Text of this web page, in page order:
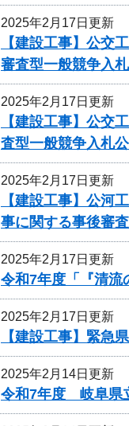
2025年2月17日更新
【建設工事】公交
審査型一般競争入
2025年2月17日更新
【建設工事】公交
査型一般競争入札
2025年2月17日更新
【建設工事】公河
事に関する事後審
2025年2月17日更新
令和7年度「『清流
2025年2月17日更新
【建設工事】緊急
2025年2月14日更新
令和7年度 岐阜県